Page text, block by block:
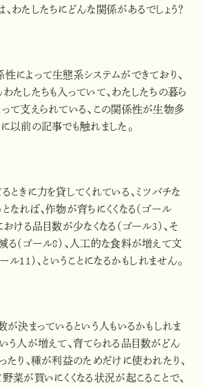
わたしたちにどんな関係があるでしょう？
によって生態系システムができており、
たしたちも入っていて、わたしたちの暮ら
て支えられている、この関係性が生物多
以前の記事でも触れました。
ときに力を貸してくれている、ミツバチな
なれば、作物が育ちにくくなる（ゴール
ける品目数が少なくなる（ゴール3）、そ
る（ゴール8）、人工的な食料が増えて文
ル11）、ということになるかもしれません。
が決まっているという人もいるかもしれま
う人が増えて、育てられる品目数がどん
たり、種が利益のためだけに使われたり、
菜が買いにくくなる状況が起こることで、